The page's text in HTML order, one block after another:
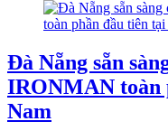
Đà Nẵng sẵn
IRONMAN toàn
Nam